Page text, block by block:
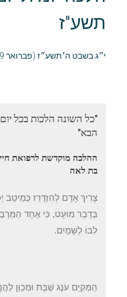
תשע"ז
י״ג בשבט ה׳תשע״ז (פברואר 9, 2017)
"כל השונה הלכות בכל
הבא"
ההלכה מוקדשת לרפואת
בת לאה
צָרִיךְ אָדָם לְהִזְדָּרֵז כְּמֵיטַב
בְּדָבָר מוּעָט, כִּי אֶחָד
לִבּוֹ לַשָּׁמַיִם.
הַמְּקַיֵּם עֹנֶג שַׁבָּת וּמְכַוֵּן